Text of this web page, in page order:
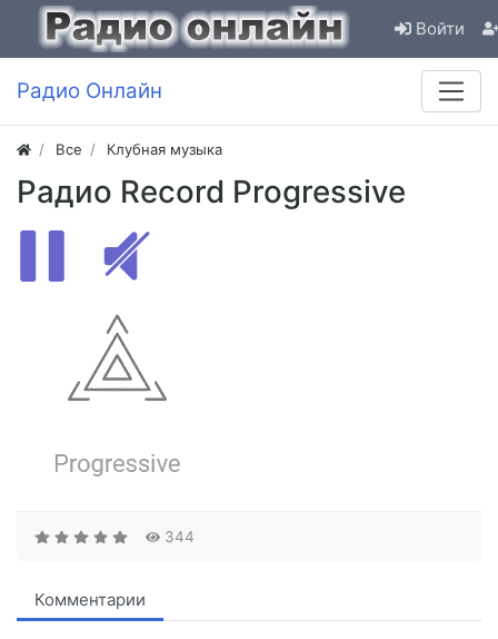
Войти
Радио Онлайн
Все Клубная музыка
Радио Record Progressive
344
Комментарии